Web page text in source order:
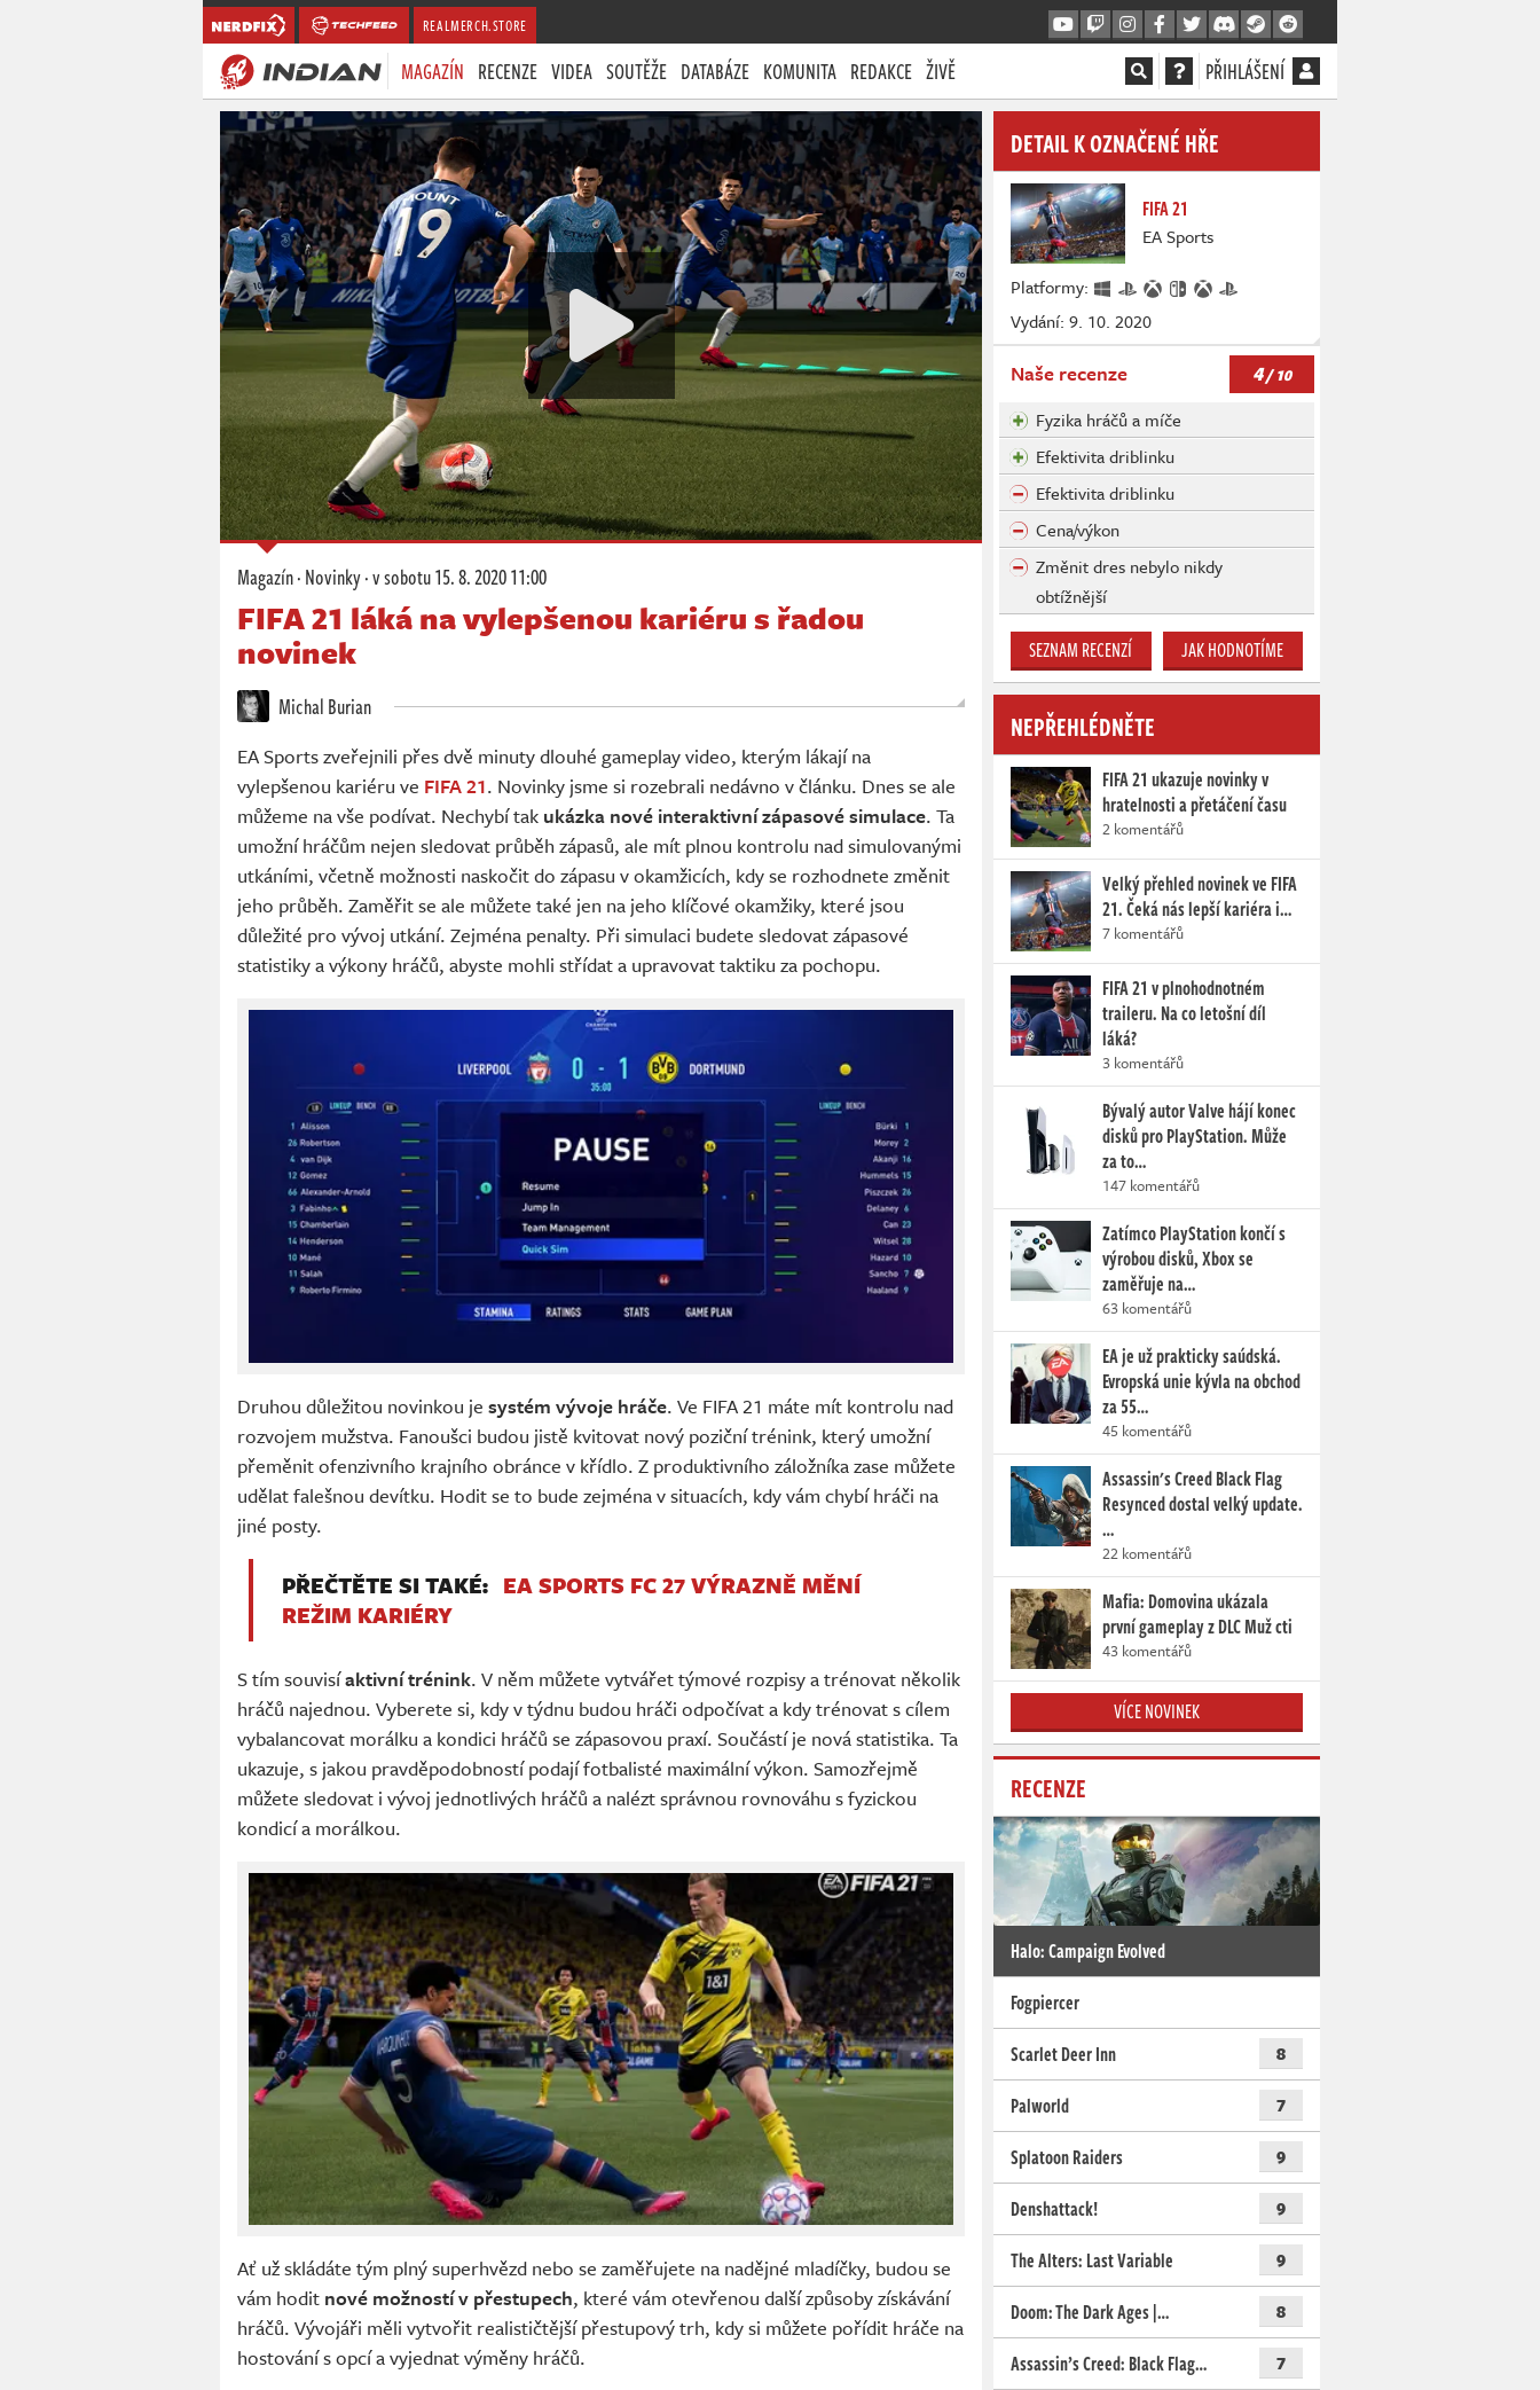
REALMERCH.STORE
MAGAZÍN RECENZE VIDEA SOUTĚŽE DATABÁZE KOMUNITA REDAKCE ŽIVĚ PŘIHLÁŠENÍ
Magazín·Novinky·v sobotu15. 8. 2020 11:00
FIFA 21 láká na vylepšenou kariéru s řadou
novinek
Michal Burian
EA Sports zveřejnili přes dvě minuty dlouhé gameplay video, kterým lákají na
vylepšenou kariéru ve FIFA 21. Novinky jsme si rozebrali nedávno v článku. Dnes se ale
můžeme na vše podívat. Nechybí tak ukázka nové interaktivní zápasové simulace. Ta
umožní hráčům nejen sledovat průběh zápasů, ale mít plnou kontrolu nad simulovanými
utkáními, včetně možnosti naskočit do zápasu v okamžicích, kdy se rozhodnete změnit
jeho průběh. Zaměřit se ale můžete také jen na jeho klíčové okamžiky, které jsou
důležité pro vývoj utkání. Zejména penalty. Při simulaci budete sledovat zápasové
statistiky a výkony hráčů, abyste mohli střídat a upravovat taktiku za pochopu.
Druhou důležitou novinkou je systém vývoje hráče. Ve FIFA 21 máte mít kontrolu nad
rozvojem mužstva. Fanoušci budou jistě kvitovat nový poziční trénink, který umožní
přeměnit ofenzivního krajního obránce v křídlo. Z produktivního záložníka zase můžete
udělat falešnou devítku. Hodit se to bude zejména v situacích, kdy vám chybí hráči na
jiné posty.
PŘEČTĚTE SI TAKÉ: EA SPORTS FC 27 VÝRAZNĚ MĚNÍ
REŽIM KARIÉRY
S tím souvisíaktivní trénink. V něm můžete vytvářet týmové rozpisy a trénovat několik
hráčů najednou. Vyberete si, kdy v týdnu budou hráči odpočívat a kdy trénovat s cílem
vybalancovat morálku a kondici hráčů se zápasovou praxí. Součástí je nová statistika. Ta
ukazuje, s jakou pravděpodobností podají fotbalisté maximální výkon. Samozřejmě
můžete sledovat i vývoj jednotlivých hráčů a nalézt správnou rovnováhu s fyzickou
kondicí a morálkou.
Ať už skládáte tým plný superhvězd nebo se zaměřujete na nadějné mladíčky, budou se
vám hodit nové možností v přestupech, které vám otevřenou další způsoby získávání
hráčů. Vývojáři měli vytvořit realističtější přestupový trh, kdy si můžete pořídit hráče na
hostování s opcí a vyjednat výměny hráčů.
DETAIL K OZNAČENÉ HŘE
FIFA 21
EA Sports
Platformy:
Vydání: 9. 10. 2020
Naše recenze 4/ 10
Fyzika hráčů a míče
Efektivita driblinku
Efektivita driblinku
Cena/výkon
Změnit dres nebylo nikdy
obtížnější
SEZNAM RECENZÍ JAK HODNOTÍME
NEPŘEHLÉDNĚTE
FIFA 21 ukazuje novinky v
hratelnosti a přetáčení času
2 komentářů
Velký přehled novinek ve FIFA
21. Čeká nás lepší kariéra i…
7 komentářů
FIFA 21 v plnohodnotném
traileru. Na co letošní díl
láká?
3 komentářů
Bývalý autor Valve hájí konec
disků pro PlayStation. Může
za to…
147 komentářů
Zatímco PlayStation končí s
výrobou disků, Xbox se
zaměřuje na…
63 komentářů
EA je už prakticky saúdská.
Evropská unie kývla na obchod
za 55…
45 komentářů
Assassin's Creed Black Flag
Resynced dostal velký update.
…
22 komentářů
Mafia: Domovina ukázala
první gameplay z DLC Muž cti
43 komentářů
VÍCE NOVINEK
RECENZE
Halo: Campaign Evolved
Fogpiercer
Scarlet Deer Inn
8
Palworld 7
Splatoon Raiders 9
Denshattack! 9
The Alters: Last Variable 9
Doom: The Dark Ages |… 8
Assassin’s Creed: Black Flag… 7